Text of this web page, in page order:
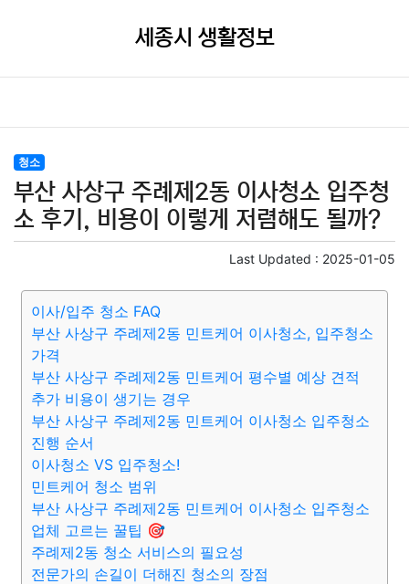
세종시 생활정보
청소
부산 사상구 주례제2동 이사청소 입주청
소 후기, 비용이 이렇게 저렴해도 될까?
Last Updated : 2025-01-05
이사/입주 청소 FAQ
부산 사상구 주례제2동 민트케어 이사청소, 입주청소
가격
부산 사상구 주례제2동 민트케어 평수별 예상 견적
추가 비용이 생기는 경우
부산 사상구 주례제2동 민트케어 이사청소 입주청소
진행 순서
이사청소 VS 입주청소!
민트케어 청소 범위
부산 사상구 주례제2동 민트케어 이사청소 입주청소
업체 고르는 꿀팁 🎯
주례제2동 청소 서비스의 필요성
전문가의 손길이 더해진 청소의 장점